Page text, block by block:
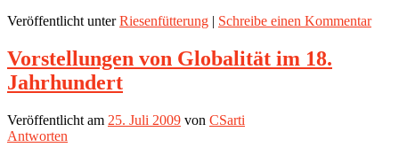
Veröffentlicht unter Riesenfütterung | Schreibe einen Kommentar
Vorstellungen von Globalität im 18.
Jahrhundert
Veröffentlicht am 25. Juli 2009 von CSarti
Antworten